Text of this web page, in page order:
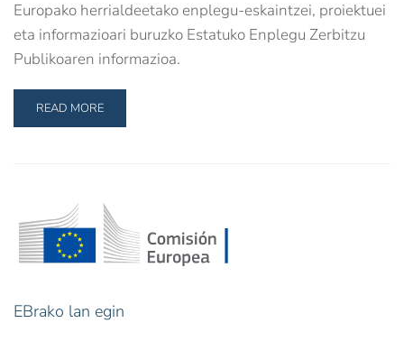
Europako herrialdeetako enplegu-eskaintzei, proiektuei
eta informazioari buruzko Estatuko Enplegu Zerbitzu
Publikoaren informazioa.
READ MORE
EBrako lan egin